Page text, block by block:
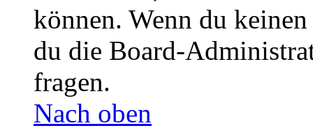
können. Wenn du
du die Board-
fragen.
Nach oben